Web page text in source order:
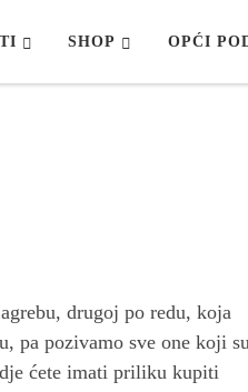
SHOP OPĆI
drugoj po redu, koja
pa pozivamo sve one koji
ćete imati priliku kupiti